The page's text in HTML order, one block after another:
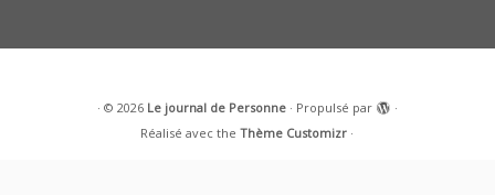
· © 2026 Le journal de Personne· Propulsé par
·
Réalisé avec theThème Customizr ·